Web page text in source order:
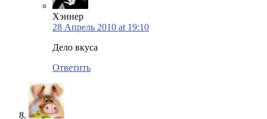
Хэннер
28 Апрель 2010 at 19:10
Дело вкуса
Ответить